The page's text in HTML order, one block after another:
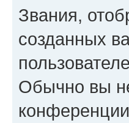
Звания,
созданных
Обычно вы